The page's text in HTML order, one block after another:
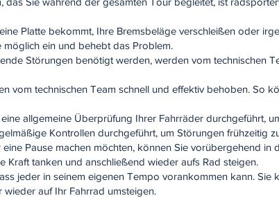
Platte bekommt, Ihre Bremsbeläge verschleißen oder
möglich ein und behebt das Problem.
Störungen benötigt werden, werden vom technischen
vom technischen Team schnell und effektiv behoben. So
allgemeine Überprüfung Ihrer Fahrräder durchgeführt,
Kontrollen durchgeführt, um Störungen frühzeitig
Pause machen möchten, können Sie vorübergehend in
Kraft tanken und anschließend wieder aufs Rad steigen.
jeder in seinem eigenen Tempo vorankommen kann. Sie
auf Ihr Fahrrad umsteigen.